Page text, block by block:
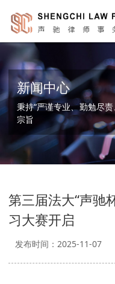
新闻中心
秉持“严谨专业、勤勉尽
宗旨
第三届法大“声驰
习大赛开启
发布时间：2025-11-07